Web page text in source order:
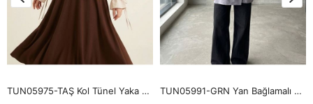
TUN05975-TAŞ Kol Tünel Yaka Fırfır Tunik-Taş TUN05991-GRN Yan Bağlamalı Çilek Tunik-Gri